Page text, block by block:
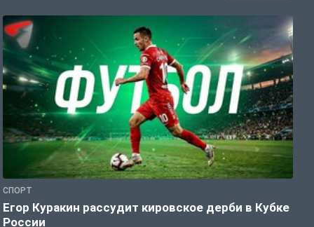
СПОРТ
Егор Куракин рассудит кировское дерби в Кубке
России